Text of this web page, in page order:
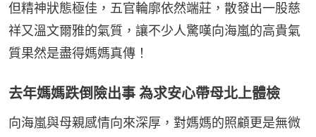
但精神狀態極佳，五官輪廓依然端莊，散發出一股慈
祥又溫文爾雅的氣質，讓不少人驚嘆向海嵐的高貴氣
質果然是盡得媽媽真傳！
去年媽媽跌倒險出事 為求安心帶母北上體檢
向海嵐與母親感情向來深厚，對媽媽的照顧更是無微